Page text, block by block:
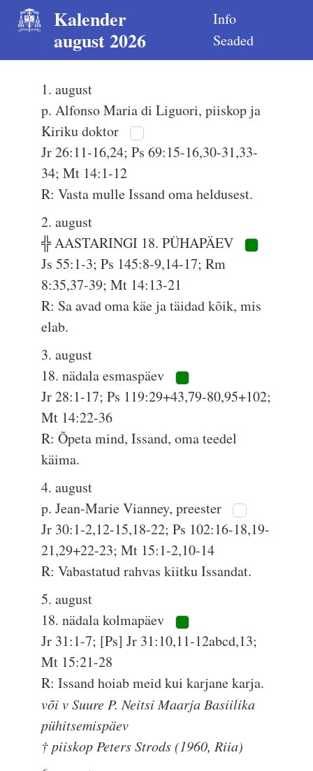
Kalender
august 2026
Info
Seaded
1. august
p. Alfonso Maria di Liguori, piiskop ja
Kiriku doktor
Jr 26:11-16,24; Ps 69:15-16,30-31,33-
34; Mt 14:1-12
R: Vasta mulle Issand oma heldusest.
2. august
╬ AASTARINGI 18. PÜHAPÄEV
Js 55:1-3; Ps 145:8-9,14-17; Rm
8:35,37-39; Mt 14:13-21
R: Sa avad oma käe ja täidad kõik, mis
elab.
3. august
18. nädala esmaspäev
Jr 28:1-17; Ps 119:29+43,79-80,95+102;
Mt 14:22-36
R: Õpeta mind, Issand, oma teedel
käima.
4. august
p. Jean-Marie Vianney, preester
Jr 30:1-2,12-15,18-22; Ps 102:16-18,19-
21,29+22-23; Mt 15:1-2,10-14
R: Vabastatud rahvas kiitku Issandat.
5. august
18. nädala kolmapäev
Jr 31:1-7; [Ps] Jr 31:10,11-12abcd,13;
Mt 15:21-28
R: Issand hoiab meid kui karjane karja.
või v Suure P. Neitsi Maarja Basiilika
pühitsemispäev
† piiskop Peters Strods (1960, Riia)